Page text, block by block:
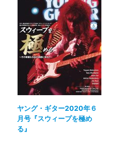
ヤング・ギター2020年６
月号『スウィープを極め
る』